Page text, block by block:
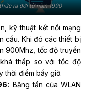
ra đời từ năm 1990
kỹ thuật kết nối mạng
cầu. Khi đó các thiết bị
900Mhz, tốc độ truyền
thấp so với tốc độ
thời điểm bấy giờ.
Băng tần của WLAN